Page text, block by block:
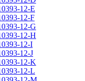
12-E
12-F
12-G
12-H
12-I
12-J
12-K
12-L